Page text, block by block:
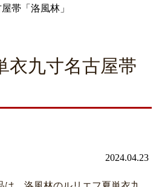
帯「洛風林」
衣九寸名古屋帯
2024.04.23